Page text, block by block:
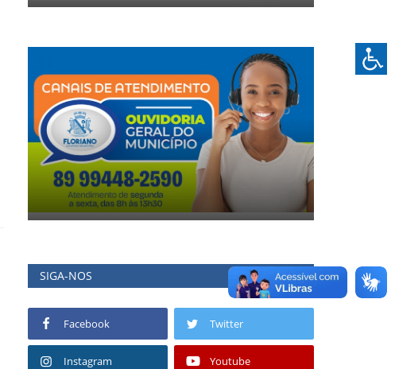
SIGA-NOS
Facebook Twitter
Instagram Youtube